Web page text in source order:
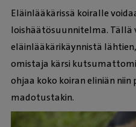
Eläinlääkärissä koiralle
loishäätösuunnitelma. Tällä
eläinlääkärikäynnistä
omistaja kärsi
ohjaa koko koiran eliniän
madotustakin.